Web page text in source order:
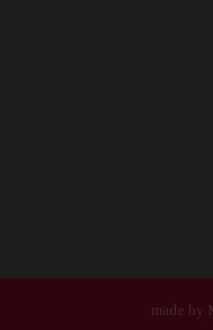
made by